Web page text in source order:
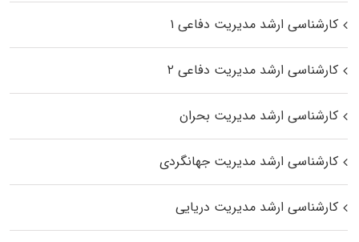
کارشناسی ارشد مدیریت دفاعی ۱
کارشناسی ارشد مدیریت دفاعی ۲
کارشناسی ارشد مدیریت بحران
کارشناسی ارشد مدیریت جهانگردی
کارشناسی ارشد مدیریت دریایی